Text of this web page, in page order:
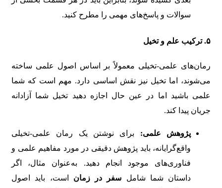
سوالات و پاسخ‌های مهمی را مطرح کنید.
۵. ترکیب علم و تخیل
رمان‌های علمی-تخیلی معمولاً بر اساس اصول علمی ساخته
می‌شوند، اما تخیل نیز نقش اساسی دارد. مهم است که شما
علمی باشید اما در عین حال اجازه دهید تخیل شما آزادانه
جریان پیدا کند.
پژوهش علمی: برای نوشتن یک رمان علمی-تخیلی
واقع‌گرایانه، باید پژوهش دقیقی در مورد مفاهیم علمی و
فناوری‌های موجود انجام دهید. به‌عنوان مثال، اگر
داستان شما شامل سفر در زمان است، باید اصول